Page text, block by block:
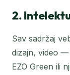
2.
Sav sadržaj
dizajn, video —
EZO Green ili